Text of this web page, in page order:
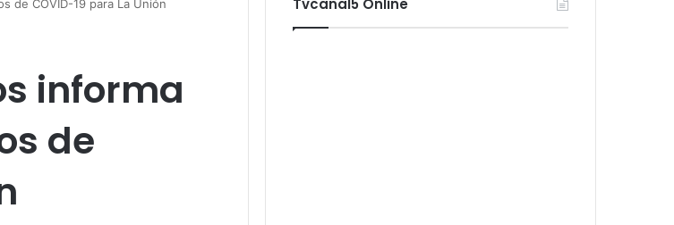
de COVID-19 para La Unión
informa
de
Tvcanal5 Online